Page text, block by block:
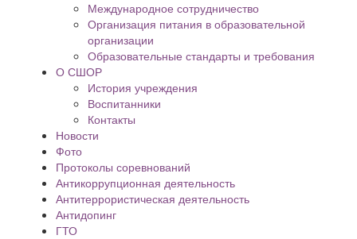
Международное сотрудничество
Организация питания в образовательной
организации
Образовательные стандарты и требования
О СШОР
История учреждения
Воспитанники
Контакты
Новости
Фото
Протоколы соревнований
Антикоррупционная деятельность
Антитеррористическая деятельность
Антидопинг
ГТО